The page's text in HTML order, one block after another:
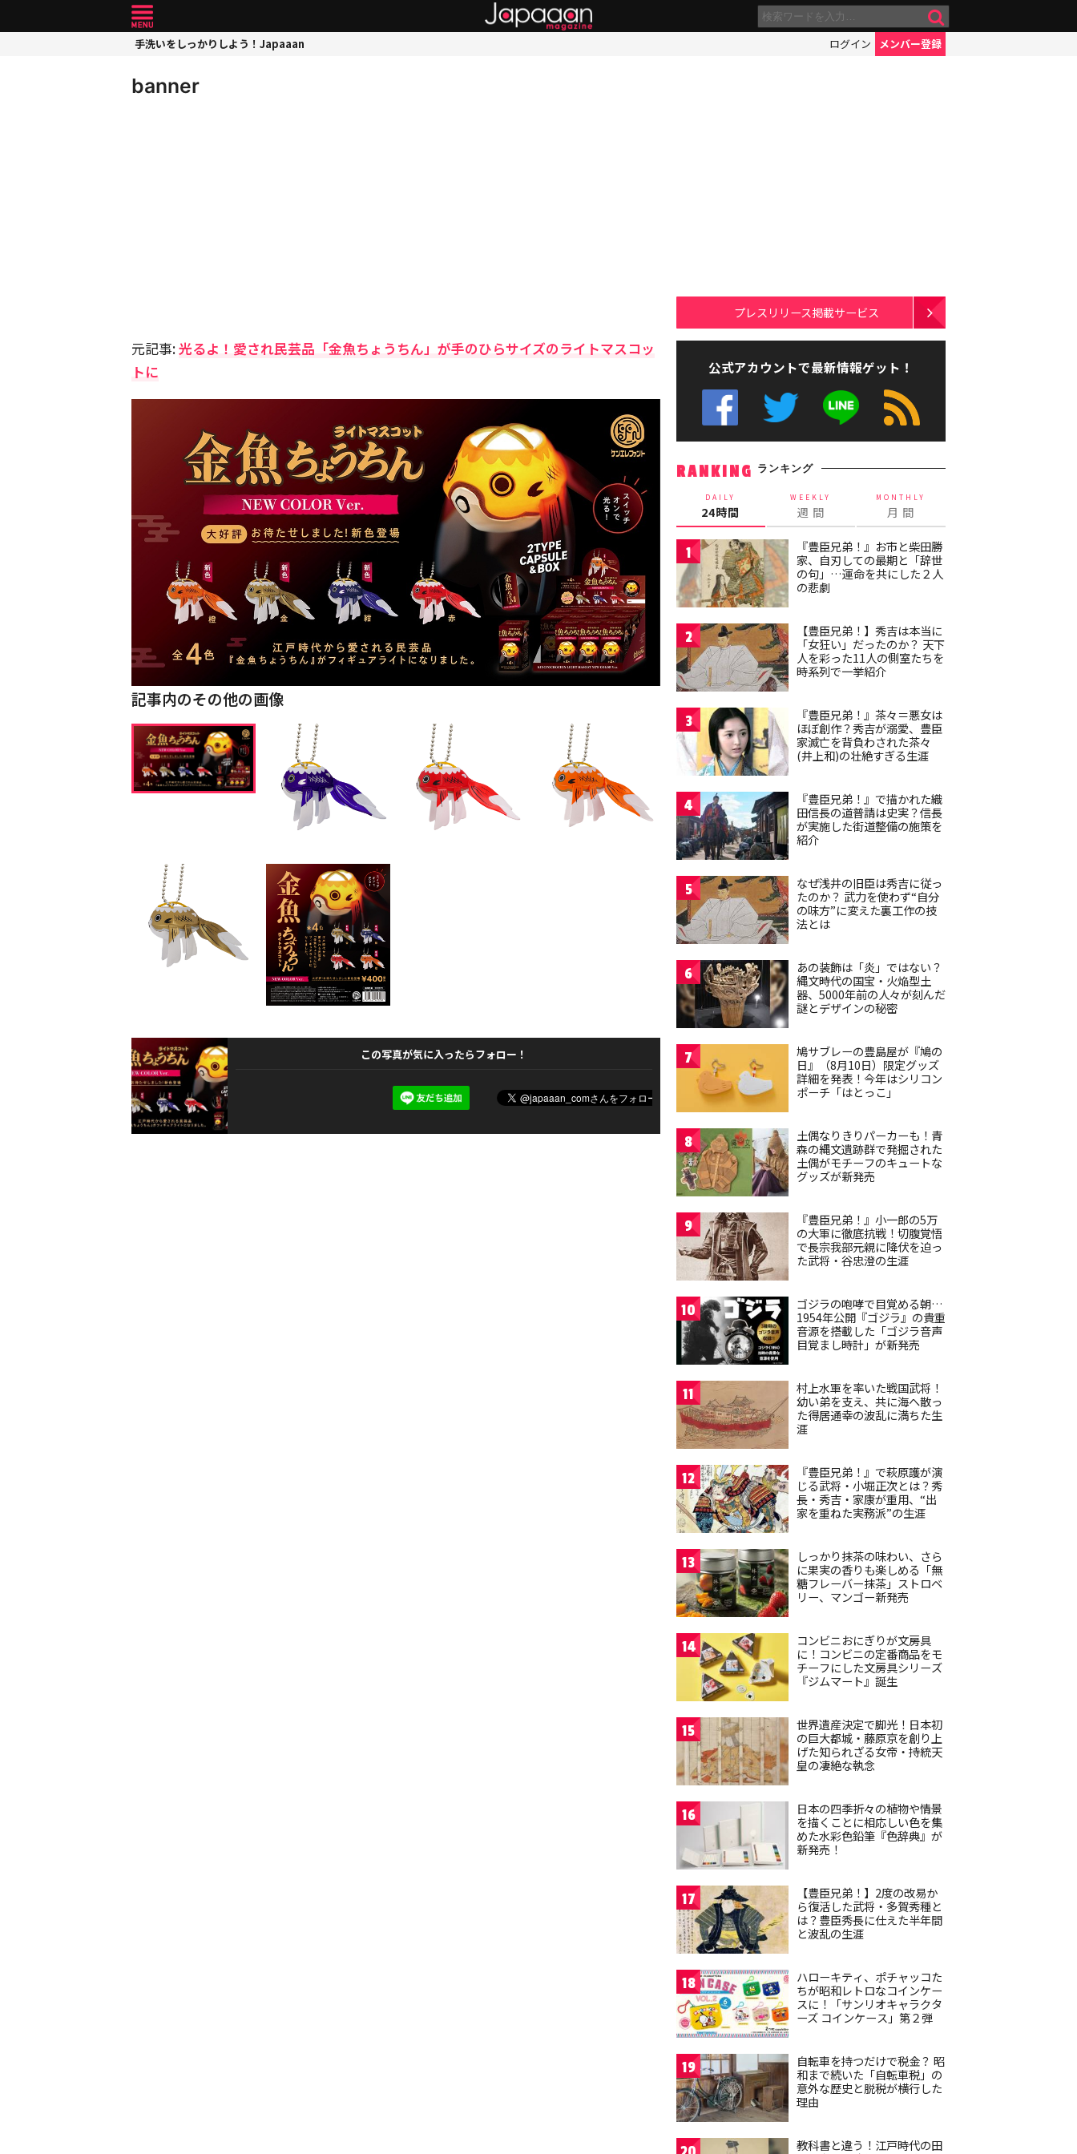
手洗いをしっかりしよう！Japaaan ログイン メンバー登録
banner
元記事:光るよ！愛され民芸品「金魚ちょうちん」が手のひらサイズのライトマスコッ
トに
記事内のその他の画像
この写真が気に入ったらフォロー！
プレスリリース掲載サービス
公式アカウントで最新情報ゲット！
RANKING ランキング
DAILY
24時間
WEEKLY
週 間
MONTHLY
月 間
1
『豊臣兄弟！』お市と柴田勝
家、自刃しての最期と「辞世
の句」…運命を共にした２人
の悲劇
2
【豊臣兄弟！】秀吉は本当に
「女狂い」だったのか？ 天下
人を彩った11人の側室たちを
時系列で一挙紹介
3
『豊臣兄弟！』茶々＝悪女は
ほぼ創作？秀吉が溺愛、豊臣
家滅亡を背負わされた茶々
(井上和)の壮絶すぎる生涯
4
『豊臣兄弟！』で描かれた織
田信長の道普請は史実？信長
が実施した街道整備の施策を
紹介
5
なぜ浅井の旧臣は秀吉に従っ
たのか？ 武力を使わず“自分
の味方”に変えた裏工作の技
法とは
6
あの装飾は「炎」ではない？
縄文時代の国宝・火焔型土
器、5000年前の人々が刻んだ
謎とデザインの秘密
7
鳩サブレーの豊島屋が『鳩の
日』（8月10日）限定グッズ
詳細を発表！今年はシリコン
ポーチ「はとっこ」
8
土偶なりきりパーカーも！青
森の縄文遺跡群で発掘された
土偶がモチーフのキュートな
グッズが新発売
9
『豊臣兄弟！』小一郎の5万
の大軍に徹底抗戦！切腹覚悟
で長宗我部元親に降伏を迫っ
た武将・谷忠澄の生涯
10
ゴジラの咆哮で目覚める朝…
1954年公開『ゴジラ』の貴重
音源を搭載した「ゴジラ音声
目覚まし時計」が新発売
11
村上水軍を率いた戦国武将！
幼い弟を支え、共に海へ散っ
た得居通幸の波乱に満ちた生
涯
12
『豊臣兄弟！』で萩原護が演
じる武将・小堀正次とは？秀
長・秀吉・家康が重用、“出
家を重ねた実務派”の生涯
13
しっかり抹茶の味わい、さら
に果実の香りも楽しめる「無
糖フレーバー抹茶」ストロベ
リー、マンゴー新発売
14
コンビニおにぎりが文房具
に！コンビニの定番商品をモ
チーフにした文房具シリーズ
『ジムマート』誕生
15
世界遺産決定で脚光！日本初
の巨大都城・藤原京を創り上
げた知られざる女帝・持統天
皇の凄絶な執念
16
日本の四季折々の植物や情景
を描くことに相応しい色を集
めた水彩色鉛筆『色辞典』が
新発売！
17
【豊臣兄弟！】2度の改易か
ら復活した武将・多賀秀種と
は？豊臣秀長に仕えた半年間
と波乱の生涯
18
ハローキティ、ポチャッコた
ちが昭和レトロなコインケー
スに！「サンリオキャラクタ
ーズ コインケース」第２弾
19
自転車を持つだけで税金？ 昭
和まで続いた「自転車税」の
意外な歴史と脱税が横行した
理由
教科書と違う！江戸時代の田